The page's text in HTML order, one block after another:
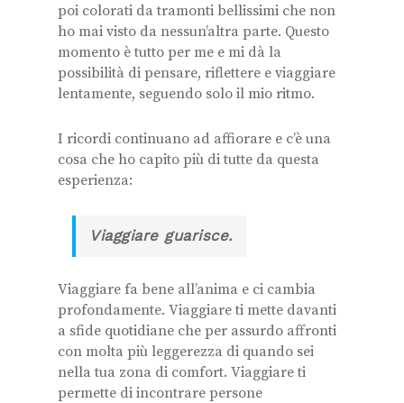
poi colorati da tramonti bellissimi che non
ho mai visto da nessun’altra parte. Questo
momento è tutto per me e mi dà la
possibilità di pensare, riflettere e viaggiare
lentamente, seguendo solo il mio ritmo.
I ricordi continuano ad affiorare e c’è una
cosa che ho capito più di tutte da questa
esperienza:
Viaggiare guarisce.
Viaggiare fa bene all’anima e ci cambia
profondamente. Viaggiare ti mette davanti
a sfide quotidiane che per assurdo affronti
con molta più leggerezza di quando sei
nella tua zona di comfort. Viaggiare ti
permette di incontrare persone